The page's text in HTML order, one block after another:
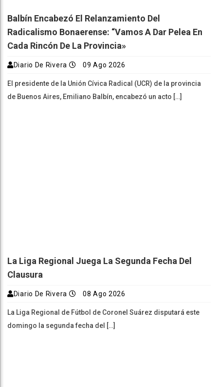
Balbín Encabezó El Relanzamiento Del
Radicalismo Bonaerense: “Vamos A Dar Pelea En
Cada Rincón De La Provincia»
Diario De Rivera 09 Ago 2026
El presidente de la Unión Cívica Radical (UCR) de la provincia
de Buenos Aires, Emiliano Balbín, encabezó un acto […]
La Liga Regional Juega La Segunda Fecha Del
Clausura
Diario De Rivera 08 Ago 2026
La Liga Regional de Fútbol de Coronel Suárez disputará este
domingo la segunda fecha del […]